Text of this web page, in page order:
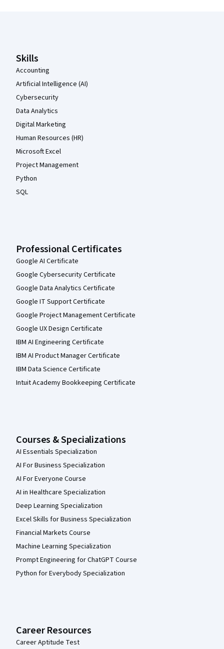
Skills
Accounting
Artificial Intelligence (AI)
Cybersecurity
Data Analytics
Digital Marketing
Human Resources (HR)
Microsoft Excel
Project Management
Python
SQL
Professional Certificates
Google AI Certificate
Google Cybersecurity Certificate
Google Data Analytics Certificate
Google IT Support Certificate
Google Project Management Certificate
Google UX Design Certificate
IBM AI Engineering Certificate
IBM AI Product Manager Certificate
IBM Data Science Certificate
Intuit Academy Bookkeeping Certificate
Courses & Specializations
AI Essentials Specialization
AI For Business Specialization
AI For Everyone Course
AI in Healthcare Specialization
Deep Learning Specialization
Excel Skills for Business Specialization
Financial Markets Course
Machine Learning Specialization
Prompt Engineering for ChatGPT Course
Python for Everybody Specialization
Career Resources
Career Aptitude Test